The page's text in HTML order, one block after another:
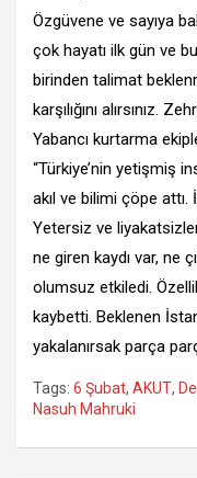
Özgüvene ve sayıya
çok hayatı ilk gün ve
birinden talimat
karşılığını alırsınız.
Yabancı kurtarma
“Türkiye’nin yetişmiş
akıl ve bilimi çöpe
Yetersiz ve liyakatsizler
ne giren kaydı var, ne
olumsuz etkiledi.
kaybetti. Beklenen
yakalanırsak parça
Tags: 6 Şubat, AKUT,
Nasuh Mahruki